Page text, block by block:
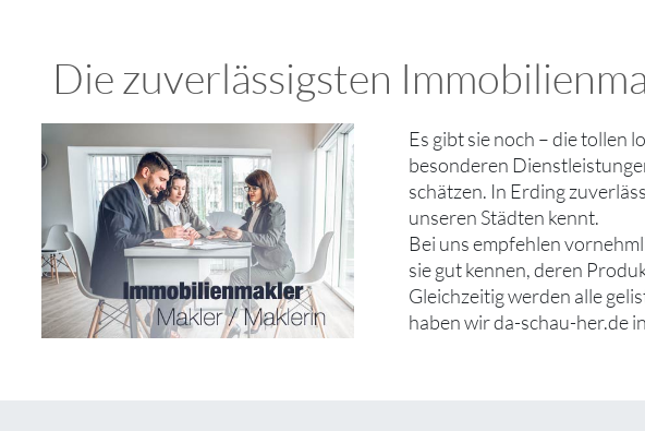
Die zuverlässigsten
Es gibt sie noch – die tollen
besonderen
schätzen. In Erding
unseren Städten kennt.
Bei uns empfehlen
sie gut kennen, deren
Gleichzeitig werden alle
haben wir da-schau-her.de